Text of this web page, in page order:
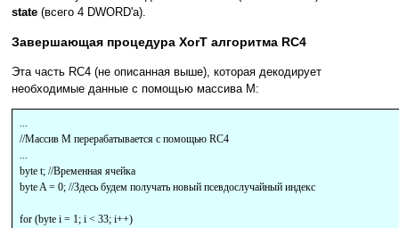
state (всего 4 DWORD'a).
Завершающая процедура XorT алгоритма RC4
Эта часть RC4 (не описанная выше), которая декодирует
необходимые данные с помощью массива M:
...
//Массив M перерабатывается с помощью RC4
...
byte t; //Временная ячейка
byte A = 0; //Здесь будем получать новый псевдослучайный индекс
for (byte i = 1; i < 33; i++)